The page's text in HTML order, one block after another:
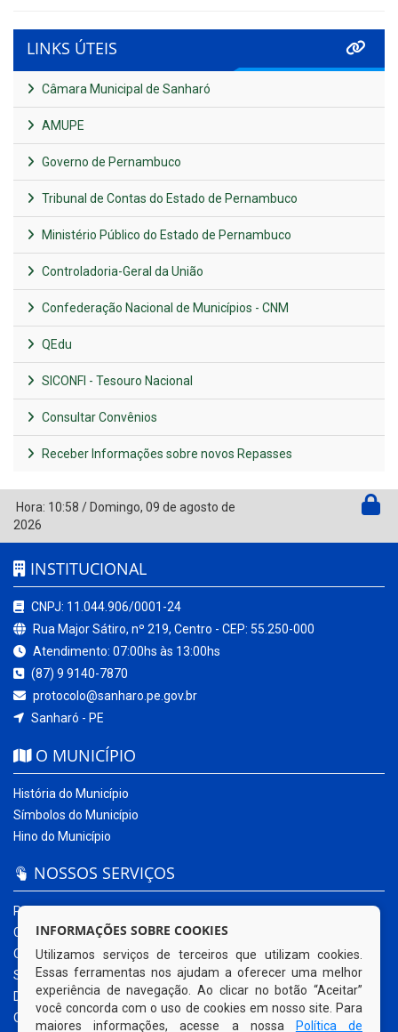
LINKS ÚTEIS
Câmara Municipal de Sanharó
AMUPE
Governo de Pernambuco
Tribunal de Contas do Estado de Pernambuco
Ministério Público do Estado de Pernambuco
Controladoria-Geral da União
Confederação Nacional de Municípios - CNM
QEdu
SICONFI - Tesouro Nacional
Consultar Convênios
Receber Informações sobre novos Repasses
Hora: 10:58 / Domingo, 09 de agosto de
2026
INSTITUCIONAL
CNPJ: 11.044.906/0001-24
Rua Major Sátiro, nº 219, Centro - CEP: 55.250-000
Atendimento: 07:00hs às 13:00hs
(87) 9 9140-7870
protocolo@sanharo.pe.gov.br
Sanharó - PE
O MUNICÍPIO
História do Município
Símbolos do Município
Hino do Município
NOSSOS SERVIÇOS
Portal da Transparência
Carta de Serviços ao Usuário
Ouvidoria Municipal
Sistema Eletrônico – e-SIC
Diário Oficial
Quadro de Avisos
INFORMAÇÕES SOBRE COOKIES
Utilizamos serviços de terceiros que utilizam cookies.
Essas ferramentas nos ajudam a oferecer uma melhor
experiência de navegação. Ao clicar no botão “Aceitar”
você concorda com o uso de cookies em nosso site. Para
maiores informações, acesse a nossa
Política de